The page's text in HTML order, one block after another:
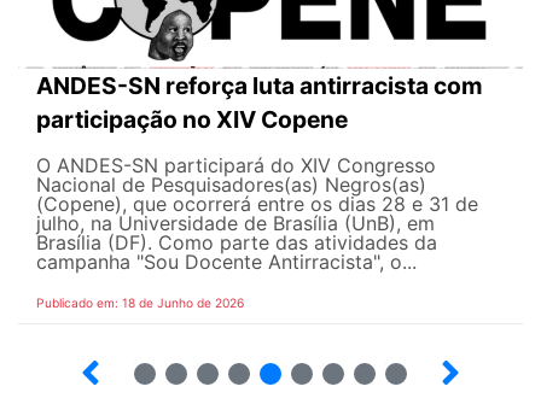
ANDES-SN reforça luta antirracista com
participação no XIV Copene
O ANDES-SN participará do XIV Congresso
Nacional de Pesquisadores(as) Negros(as)
(Copene), que ocorrerá entre os dias 28 e 31 de
julho, na Universidade de Brasília (UnB), em
Brasília (DF). Como parte das atividades da
campanha "Sou Docente Antirracista", o...
Publicado em: 18 de Junho de 2026